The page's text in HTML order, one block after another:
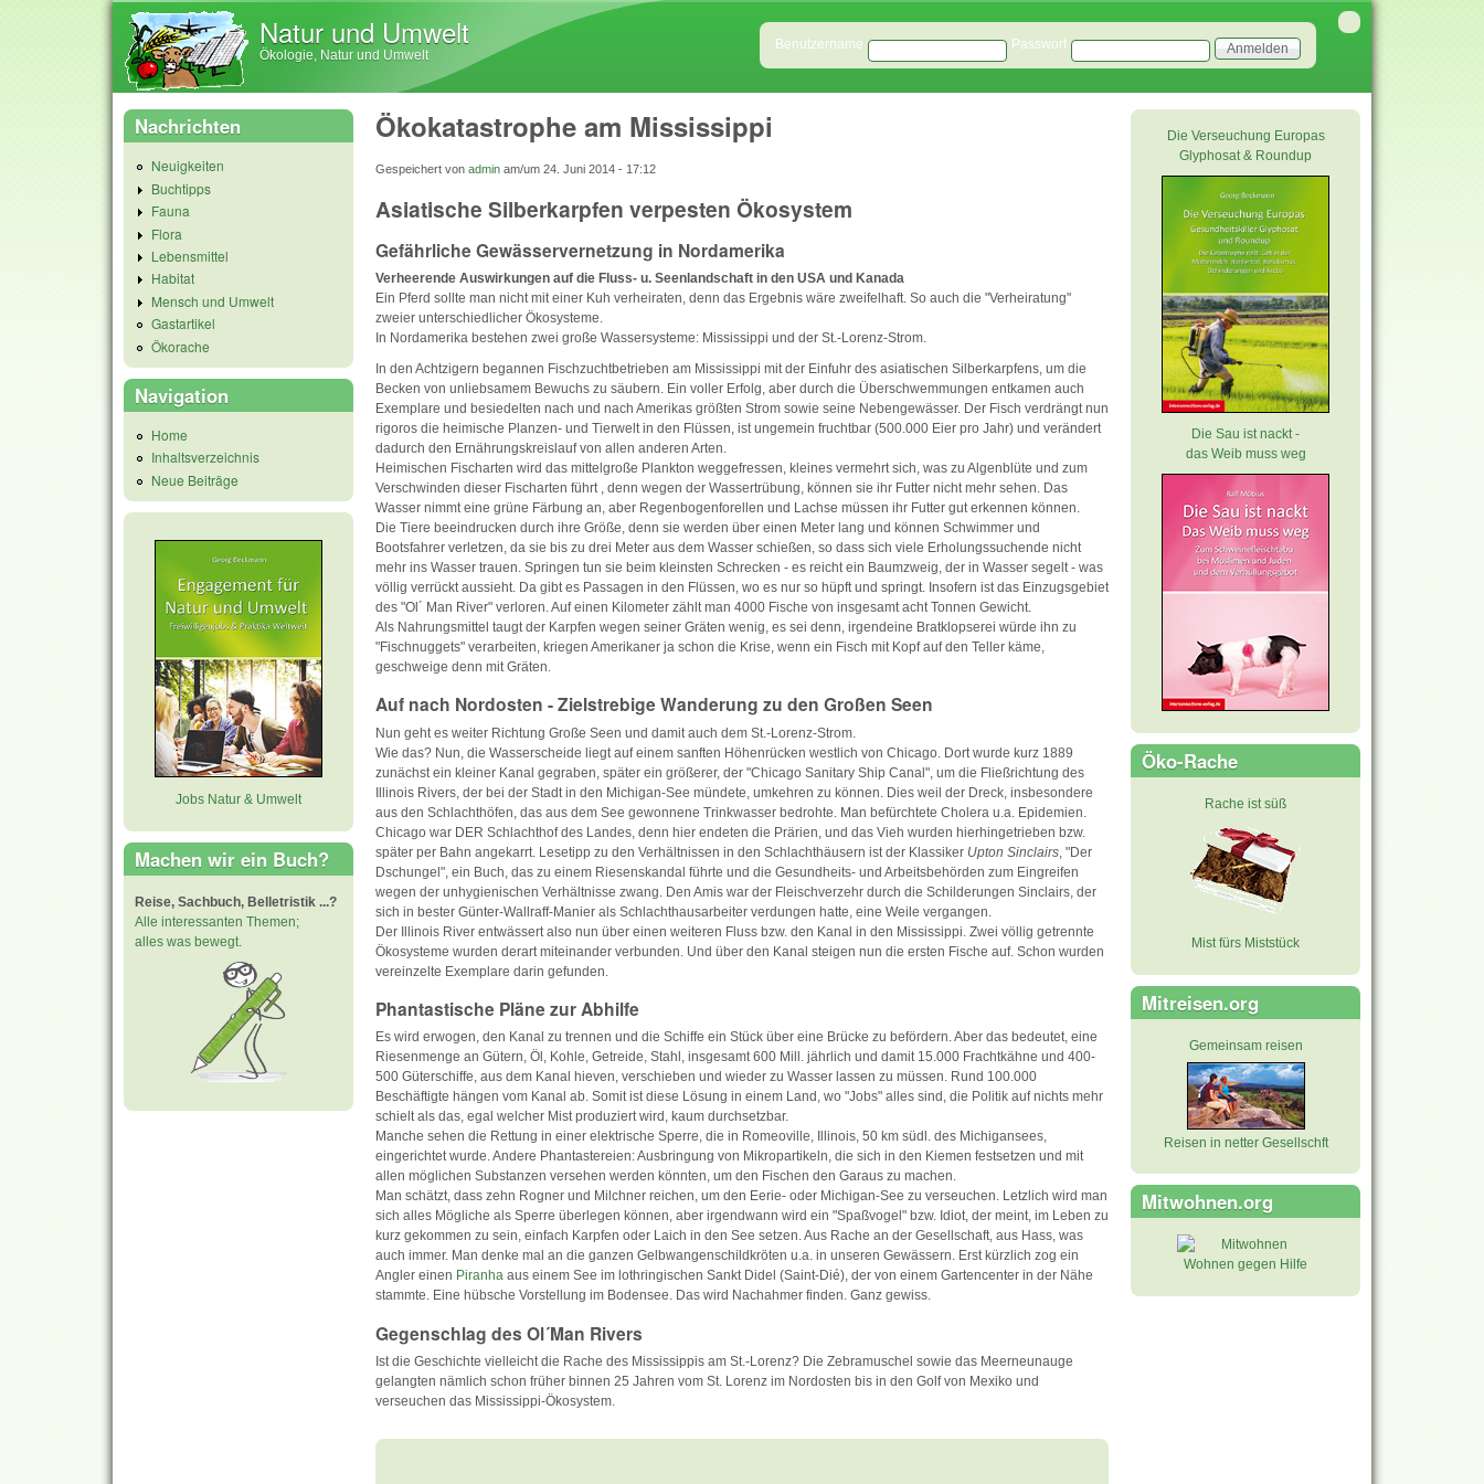
Natur und Umwelt
Ökologie, Natur und Umwelt
Benutzeranmeldung
Benutzername Passwort
Ökokatastrophe am Mississippi
Gespeichert von admin am/um 24. Juni 2014 - 17:12
Asiatische Silberkarpfen verpesten Ökosystem
Gefährliche Gewässervernetzung in Nordamerika
Verheerende Auswirkungen auf die Fluss- u. Seenlandschaft in den USA und Kanada
Ein Pferd sollte man nicht mit einer Kuh verheiraten, denn das Ergebnis wäre zweifelhaft. So auch die "Verheiratung"
zweier unterschiedlicher Ökosysteme.
In Nordamerika bestehen zwei große Wassersysteme: Mississippi und der St.-Lorenz-Strom.
In den Achtzigern begannen Fischzuchtbetrieben am Mississippi mit der Einfuhr des asiatischen Silberkarpfens, um die
Becken von unliebsamem Bewuchs zu säubern. Ein voller Erfolg, aber durch die Überschwemmungen entkamen auch
Exemplare und besiedelten nach und nach Amerikas größten Strom sowie seine Nebengewässer. Der Fisch verdrängt nun
rigoros die heimische Planzen- und Tierwelt in den Flüssen, ist ungemein fruchtbar (500.000 Eier pro Jahr) und verändert
dadurch den Ernährungskreislauf von allen anderen Arten.
Heimischen Fischarten wird das mittelgroße Plankton weggefressen, kleines vermehrt sich, was zu Algenblüte und zum
Verschwinden dieser Fischarten führt , denn wegen der Wassertrübung, können sie ihr Futter nicht mehr sehen. Das
Wasser nimmt eine grüne Färbung an, aber Regenbogenforellen und Lachse müssen ihr Futter gut erkennen können.
Die Tiere beeindrucken durch ihre Größe, denn sie werden über einen Meter lang und können Schwimmer und
Bootsfahrer verletzen, da sie bis zu drei Meter aus dem Wasser schießen, so dass sich viele Erholungssuchende nicht
mehr ins Wasser trauen. Springen tun sie beim kleinsten Schrecken - es reicht ein Baumzweig, der in Wasser segelt - was
völlig verrückt aussieht. Da gibt es Passagen in den Flüssen, wo es nur so hüpft und springt. Insofern ist das Einzugsgebiet
des "Ol´ Man River" verloren. Auf einen Kilometer zählt man 4000 Fische von insgesamt acht Tonnen Gewicht.
Als Nahrungsmittel taugt der Karpfen wegen seiner Gräten wenig, es sei denn, irgendeine Bratklopserei würde ihn zu
"Fischnuggets" verarbeiten, kriegen Amerikaner ja schon die Krise, wenn ein Fisch mit Kopf auf den Teller käme,
geschweige denn mit Gräten.
Auf nach Nordosten - Zielstrebige Wanderung zu den Großen Seen
Nun geht es weiter Richtung Große Seen und damit auch dem St.-Lorenz-Strom.
Wie das? Nun, die Wasserscheide liegt auf einem sanften Höhenrücken westlich von Chicago. Dort wurde kurz 1889
zunächst ein kleiner Kanal gegraben, später ein größerer, der "Chicago Sanitary Ship Canal", um die Fließrichtung des
Illinois Rivers, der bei der Stadt in den Michigan-See mündete, umkehren zu können. Dies weil der Dreck, insbesondere
aus den Schlachthöfen, das aus dem See gewonnene Trinkwasser bedrohte. Man befürchtete Cholera u.a. Epidemien.
Chicago war DER Schlachthof des Landes, denn hier endeten die Prärien, und das Vieh wurden hierhingetrieben bzw.
später per Bahn angekarrt. Lesetipp zu den Verhältnissen in den Schlachthäusern ist der Klassiker Upton Sinclairs , "Der
Dschungel", ein Buch, das zu einem Riesenskandal führte und die Gesundheits- und Arbeitsbehörden zum Eingreifen
wegen der unhygienischen Verhältnisse zwang. Den Amis war der Fleischverzehr durch die Schilderungen Sinclairs, der
sich in bester Günter-Wallraff-Manier als Schlachthausarbeiter verdungen hatte, eine Weile vergangen.
Der Illinois River entwässert also nun über einen weiteren Fluss bzw. den Kanal in den Mississippi. Zwei völlig getrennte
Ökosysteme wurden derart miteinander verbunden. Und über den Kanal steigen nun die ersten Fische auf. Schon wurden
vereinzelte Exemplare darin gefunden.
Phantastische Pläne zur Abhilfe
Es wird erwogen, den Kanal zu trennen und die Schiffe ein Stück über eine Brücke zu befördern. Aber das bedeutet, eine
Riesenmenge an Gütern, Öl, Kohle, Getreide, Stahl, insgesamt 600 Mill. jährlich und damit 15.000 Frachtkähne und 400-
500 Güterschiffe, aus dem Kanal hieven, verschieben und wieder zu Wasser lassen zu müssen. Rund 100.000
Beschäftigte hängen vom Kanal ab. Somit ist diese Lösung in einem Land, wo "Jobs" alles sind, die Politik auf nichts mehr
schielt als das, egal welcher Mist produziert wird, kaum durchsetzbar.
Manche sehen die Rettung in einer elektrische Sperre, die in Romeoville, Illinois, 50 km südl. des Michigansees,
eingerichtet wurde. Andere Phantastereien: Ausbringung von Mikropartikeln, die sich in den Kiemen festsetzen und mit
allen möglichen Substanzen versehen werden könnten, um den Fischen den Garaus zu machen.
Man schätzt, dass zehn Rogner und Milchner reichen, um den Eerie- oder Michigan-See zu verseuchen. Letzlich wird man
sich alles Mögliche als Sperre überlegen können, aber irgendwann wird ein "Spaßvogel" bzw. Idiot, der meint, im Leben zu
kurz gekommen zu sein, einfach Karpfen oder Laich in den See setzen. Aus Rache an der Gesellschaft, aus Hass, was
auch immer. Man denke mal an die ganzen Gelbwangenschildkröten u.a. in unseren Gewässern. Erst kürzlich zog ein
Angler einen Piranha aus einem See im lothringischen Sankt Didel (Saint-Dié), der von einem Gartencenter in der Nähe
stammte. Eine hübsche Vorstellung im Bodensee. Das wird Nachahmer finden. Ganz gewiss.
Gegenschlag des Ol´Man Rivers
Ist die Geschichte vielleicht die Rache des Mississippis am St.-Lorenz? Die Zebramuschel sowie das Meerneunauge
gelangten nämlich schon früher binnen 25 Jahren vom St. Lorenz im Nordosten bis in den Golf von Mexiko und
verseuchen das Mississippi-Ökosystem.
Nachrichten
Neuigkeiten
Buchtipps
Fauna
Flora
Lebensmittel
Habitat
Mensch und Umwelt
Gastartikel
Ökorache
Navigation
Home
Inhaltsverzeichnis
Neue Beiträge
Jobs Natur & Umwelt
Machen wir ein Buch?
Reise, Sachbuch, Belletristik ...?
Alle interessanten Themen;
alles was bewegt.
Die Verseuchung Europas
Glyphosat & Roundup
Die Sau ist nackt -
das Weib muss weg
Öko-Rache
Rache ist süß
Mist fürs Miststück
Mitreisen.org
Gemeinsam reisen
Reisen in netter Gesellschft
Mitwohnen.org
Wohnen gegen Hilfe